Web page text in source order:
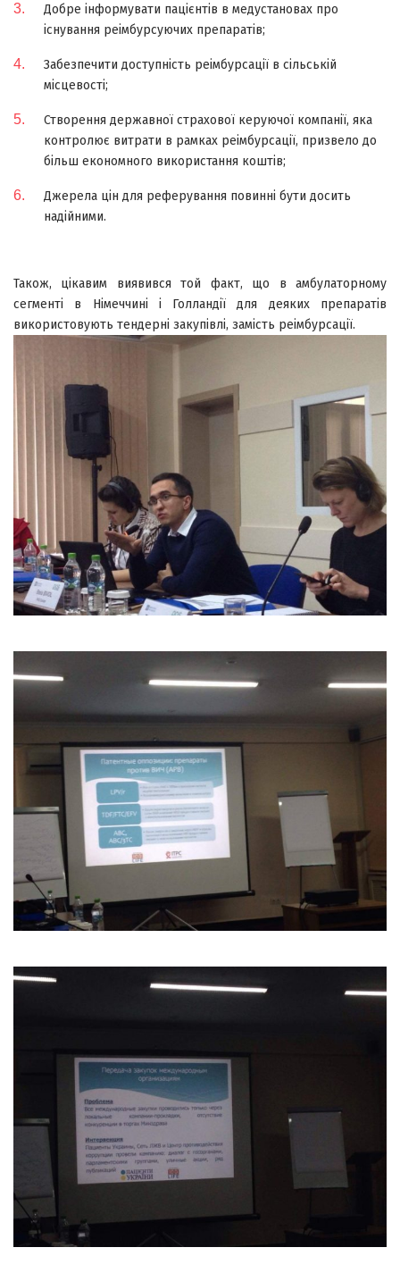
Добре інформувати пацієнтів в медустановах про
існування реімбурсуючих препаратів;
Забезпечити доступність реімбурсації в сільській
місцевості;
Створення державної страхової керуючої компанії, яка
контролює витрати в рамках реімбурсації, призвело до
більш економного використання коштів;
Джерела цін для реферування повинні бути досить
надійними.
Також, цікавим виявився той факт, що в амбулаторному
сегменті в Німеччині і Голландії для деяких препаратів
використовують тендерні закупівлі, замість реімбурсації.